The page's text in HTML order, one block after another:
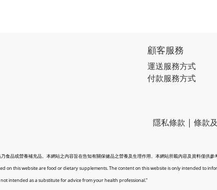
顧客服務
運送服務方式
付款服務方式
隱私條款 | 條款
乃食品或營養補充品。本網站之內容旨在告知有關保健品之營養及生理作用。本網站所載內容及資料僅供
on this website are food or dietary supplements. The content on this website is only intended to
intended as a substitute for advice from your health professional.”